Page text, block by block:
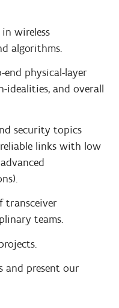
wireless
algorithms.
physical-layer
idealities, and overall
security topics
links with low
transceiver
teams.
and present our